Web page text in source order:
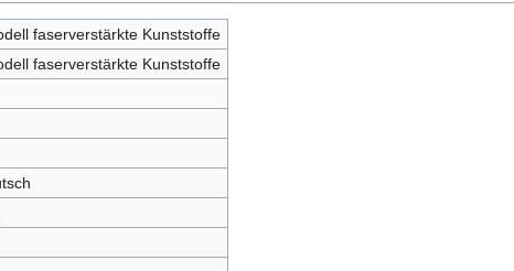
faserverstärkte Kunststoffe
faserverstärkte Kunststoffe